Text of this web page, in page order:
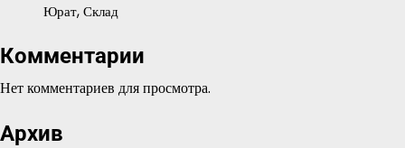
Юрат, Склад
Комментарии
Нет комментариев для просмотра.
Архив